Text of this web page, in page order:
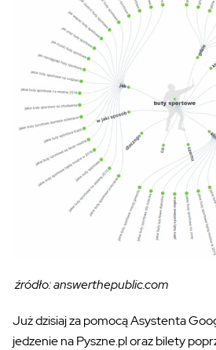
źródło: answerthepublic.com
Już dzisiaj za pomocą Asystenta
jedzenie na Pyszne.pl oraz bilety